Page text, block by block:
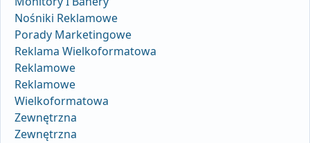
Nośniki Reklamowe
Porady Marketingowe
Reklama Wielkoformatowa
Reklamowe
Reklamowe
Wielkoformatowa
Zewnętrzna
Zewnętrzna